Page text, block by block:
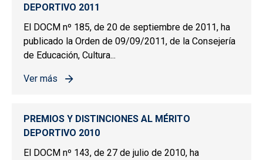
DEPORTIVO 2011
El DOCM nº 185, de 20 de septiembre de 2011, ha
publicado la Orden de 09/09/2011, de la Consejería
de Educación, Cultura...
Ver más
sobre PREMIOS Y DISTINCIONES AL MÉRITO
PREMIOS Y DISTINCIONES AL MÉRITO
DEPORTIVO 2010
El DOCM nº 143, de 27 de julio de 2010, ha